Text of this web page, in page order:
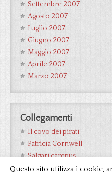
Settembre 2007
Agosto 2007
Luglio 2007
Giugno 2007
Maggio 2007
Aprile 2007
Marzo 2007
Collegamenti
Il covo dei pirati
Patricia Cornwell
Salgari campus
Wikipedia Salgari
Questo sito utilizza i cookie,